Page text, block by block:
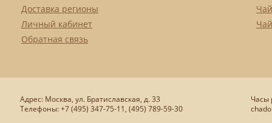
Доставка регионы
Личный кабинет
Обратная связь
Адрес: Москва, ул. Братиславская, д. 33
Телефоны: +7 (495) 347-75-11, (495) 789-59-30
Часы